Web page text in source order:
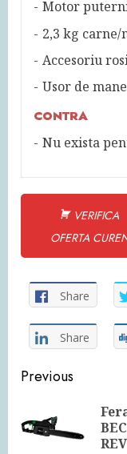
Motor
2,3 kg
Accesoriu
Usor de
CONTRA
Nu exista
VERIFICA
OFERTA
Share
Share
Continue
Reading
Previous